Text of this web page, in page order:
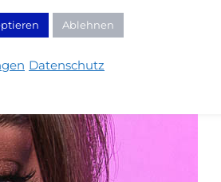
Ablehnen
Datenschutz